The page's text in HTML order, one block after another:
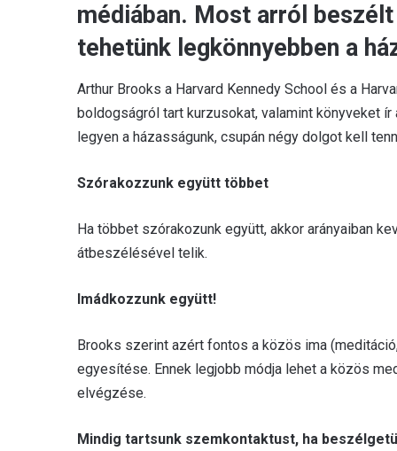
médiában. Most arról
tehetünk legkönnyebben a
Arthur Brooks a Harvard Kennedy School és a
boldogságról tart kurzusokat, valamint könyveket
legyen a házasságunk, csupán négy dolgot kell
Szórakozzunk együtt többet
Ha többet szórakozunk együtt, akkor arányaiban
átbeszélésével telik.
Imádkozzunk együtt!
Brooks szerint azért fontos a közös ima
egyesítése. Ennek legjobb módja lehet a közös
elvégzése.
Mindig tartsunk szemkontaktust, ha